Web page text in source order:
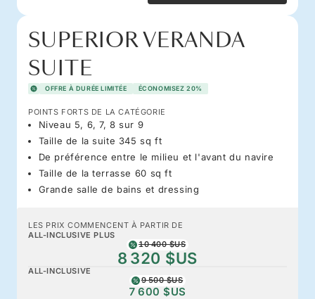
SUPERIOR VERANDA
SUITE
OFFRE À DURÉE LIMITÉE ÉCONOMISEZ 20%
POINTS FORTS DE LA CATÉGORIE
Niveau 5, 6, 7, 8 sur 9
Taille de la suite 345 sq ft
De préférence entre le milieu et l'avant du navire
Taille de la terrasse 60 sq ft
Grande salle de bains et dressing
LES PRIX COMMENCENT À PARTIR DE
ALL-INCLUSIVE PLUS
10 400 $US
8 320 $US
ALL-INCLUSIVE
9 500 $US
7 600 $US